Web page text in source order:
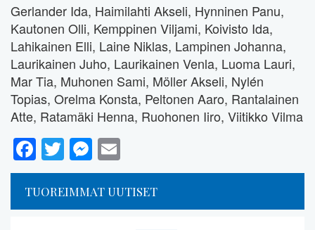
Gerlander Ida, Haimilahti Akseli, Hynninen Panu,
Kautonen Olli, Kemppinen Viljami, Koivisto Ida,
Lahikainen Elli, Laine Niklas, Lampinen Johanna,
Laurikainen Juho, Laurikainen Venla, Luoma Lauri,
Mar Tia, Muhonen Sami, Möller Akseli, Nylén
Topias, Orelma Konsta, Peltonen Aaro, Rantalainen
Atte, Ratamäki Henna, Ruohonen Iiro, Viitikko Vilma
Facebook
TwitterMessenger
TUOREIMMAT UUTISET